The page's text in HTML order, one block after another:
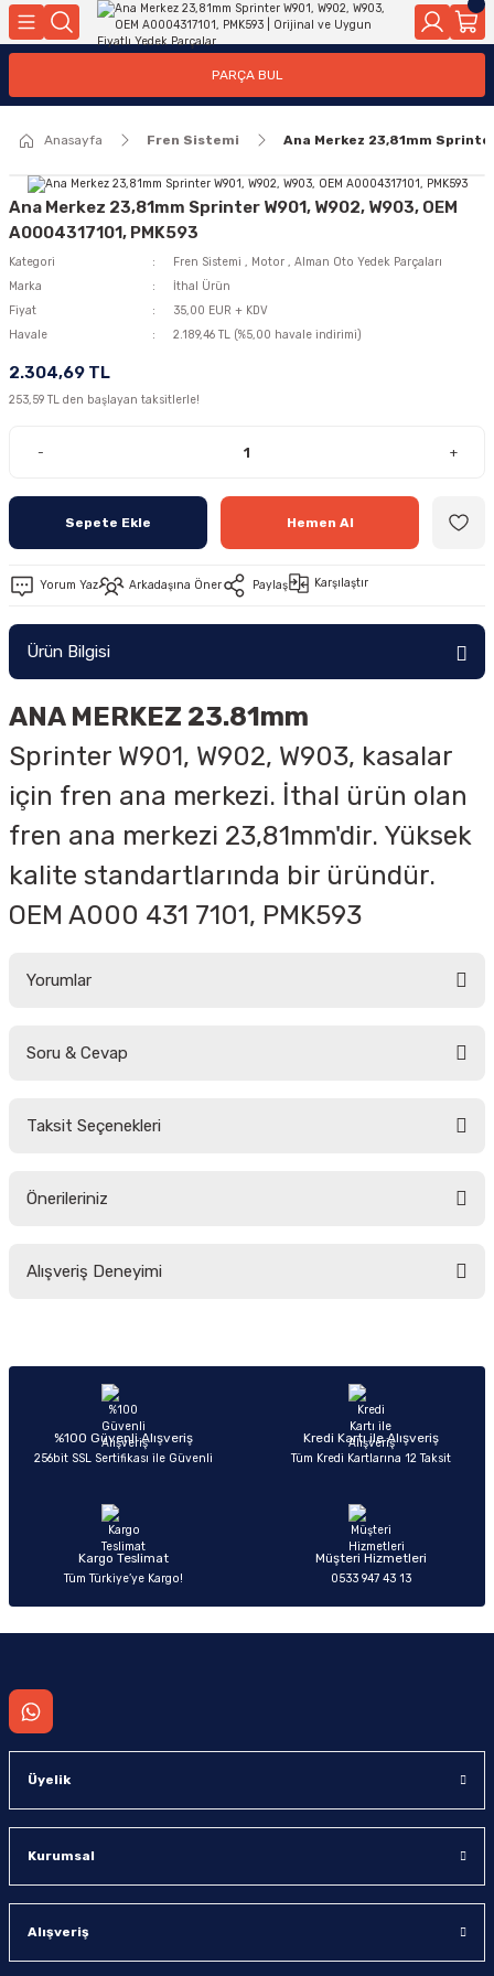
Geri Dön
Geri Dön
Geri Dön
Yakıt Pompası, Yakıt Hatları
Motor Elektrik
Ateşleme Buji Bobin Buji Kablosu
Geri Dön
Geri Dön
Geri Dön
Kollar
Geri Dön
Geri Dön
Ön Arka
Geri Dön
PARÇA BUL
Anasayfa Fren Sistemi Ana Merkez 23,81mm Sprinter
Ana Merkez 23,81mm Sprinter W901, W902, W903, OEM
A0004317101, PMK593
Kategori Fren Sistemi , Motor , Alman Oto Yedek Parçaları
Marka
İthal Ürün
Fiyat
35,00 EUR + KDV
Havale
2.189,46 TL (%5,00 havale indirimi)
2.304,69 TL
253,59 TL den başlayan taksitlerle!
- +
Sepete Ekle Hemen Al
Yorum Yaz Arkadaşına Öner Paylaş Karşılaştır
Ürün Bilgisi
ANA MERKEZ 23.81mm
Sprinter W901, W902, W903, kasalar
için fren ana merkezi. İthal ürün olan
fren ana merkezi 23,81mm'dir. Yüksek
kalite standartlarında bir üründür.
OEM A000 431 7101, PMK593
Yorumlar
Soru & Cevap
Taksit Seçenekleri
Önerileriniz
yetersiz gördüğünüz noktaları öneri formunu kullanarak tarafımıza
Ürün açıklamasında eksik bilgiler bulunuyor.
Ürün bilgilerinde hatalar bulunuyor.
Ürün fiyatı diğer sitelerden daha pahalı.
Alışveriş Deneyimi
Sitemize ilk yorumu siz yapın!
%100 Güvenli Alışveriş
256bit SSL Sertifikası ile Güvenli
Kredi Kartı ile Alışveriş
Tüm Kredi Kartlarına 12 Taksit
Kargo Teslimat
Tüm Türkiye’ye Kargo!
Müşteri Hizmetleri
0533 947 43 13
Üyelik
Kurumsal
Alışveriş